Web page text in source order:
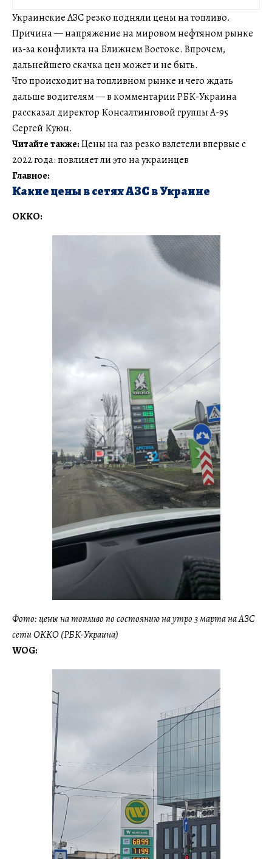
Украинские АЗС резко подняли цены на топливо.
Причина — напряжение на мировом нефтяном рынке
из-за конфликта на Ближнем Востоке. Впрочем,
дальнейшего скачка цен может и не быть.
Что происходит на топливном рынке и чего ждать
дальше водителям — в комментарии РБК-Украина
рассказал директор Консалтинговой группы А-95
Сергей Куюн.
Читайте также:Цены на газ резко взлетели впервые с
2022 года: повлияет ли это на украинцев
Главное:
Какие цены в сетях АЗС в Украине
ОККО:
Фото: цены на топливо по состоянию на утро 3 марта на АЗС
сети ОККО (РБК-Украина)
WOG: